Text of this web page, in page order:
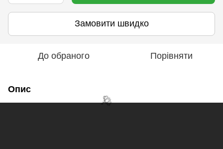
Замовити швидко
До обраного Порівняти
Опис🌹
🌹